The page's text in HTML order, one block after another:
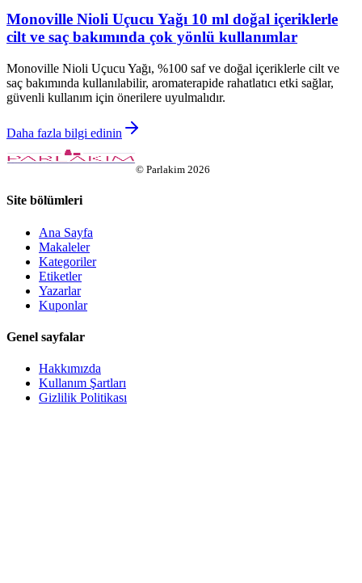
Monoville Nioli Uçucu Yağı 10 ml doğal içeriklerle
cilt ve saç bakımında çok yönlü kullanımlar
Monoville Nioli Uçucu Yağı, %100 saf ve doğal içeriklerle cilt ve
saç bakımında kullanılabilir, aromaterapide rahatlatıcı etki sağlar,
güvenli kullanım için önerilere uyulmalıdır.
Daha fazla bilgi edinin
© Parlakim 2026
Site bölümleri
Ana Sayfa
Makaleler
Kategoriler
Etiketler
Yazarlar
Kuponlar
Genel sayfalar
Hakkımızda
Kullanım Şartları
Gizlilik Politikası